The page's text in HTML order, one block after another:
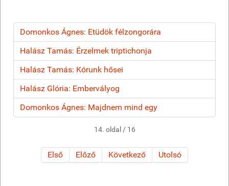
Domonkos Ágnes: Etüdök félzongorára
Halász Tamás: Érzelmek triptichonja
Halász Tamás: Kórunk hősei
Halász Glória: Embervályog
Domonkos Ágnes: Majdnem mind egy
14. oldal / 16
Első Előző Következő Utolsó